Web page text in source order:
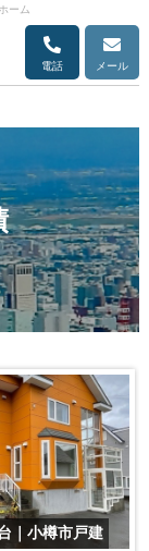
ーム
電話 メール
｜小樽市戸建